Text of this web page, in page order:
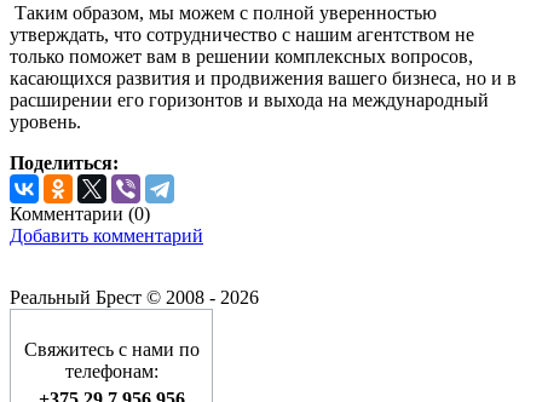
Таким образом, мы можем с полной уверенностью
утверждать, что сотрудничество с нашим агентством не
только поможет вам в решении комплексных вопросов,
касающихся развития и продвижения вашего бизнеса, но и в
расширении его горизонтов и выхода на международный
уровень.
Поделиться:
Комментарии (0)
Добавить комментарий
Реальный Брест © 2008 - 2026
Свяжитесь с нами по
телефонам: